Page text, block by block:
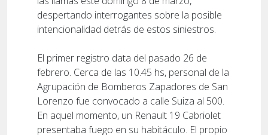
despertando interrogantes sobre la posible
intencionalidad detrás de estos siniestros.
El primer registro data del pasado 26 de
febrero. Cerca de las 10.45 hs, personal de la
Agrupación de Bomberos Zapadores de San
Lorenzo fue convocado a calle Suiza al 500.
En aquel momento, un Renault 19 Cabriolet
presentaba fuego en su habitáculo. El propio